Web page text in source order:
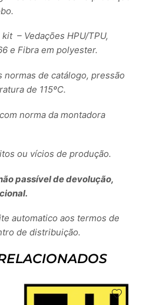
– Vedações HPU/TPU,
e Fibra em polyester.
de catálogo, pressão
de 115ºC.
norma da montadora
ou vícios de produção.
passível de devolução,
automatico aos termos de
de distribuição.